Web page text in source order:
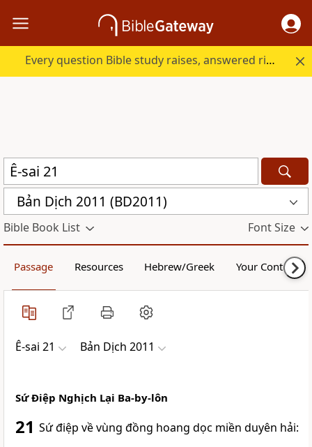
Every question Bible study raises, answered right here.
Bản Dịch 2011 (BD2011)
Bible Book List Font Size
Passage Resources Hebrew/Greek Your Content
Ê-sai 21 Bản Dịch 2011
Sứ Ðiệp Nghịch Lại Ba-by-lôn
21 Sứ điệp về vùng đồng hoang dọc miền duyên hải: